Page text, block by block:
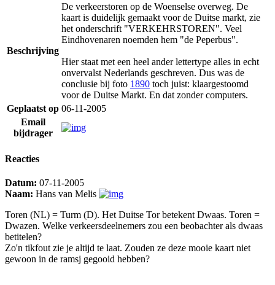
Beschrijving
De verkeerstoren op de Woenselse overweg. De
kaart is duidelijk gemaakt voor de Duitse markt, zie
het onderschrift "VERKEHRSTOREN". Veel
Eindhovenaren noemden hem "de Peperbus".
Hier staat met een heel ander lettertype alles in echt
onvervalst Nederlands geschreven. Dus was de
conclusie bij foto 1890 toch juist: klaargestoomd
voor de Duitse Markt. En dat zonder computers.
Geplaatst op 06-11-2005
Email
bijdrager
Reacties
Datum: 07-11-2005
Naam: Hans van Melis
Toren (NL) = Turm (D). Het Duitse Tor betekent Dwaas. Toren =
Dwazen. Welke verkeersdeelnemers zou een beobachter als dwaas
betitelen?
Zo'n tikfout zie je altijd te laat. Zouden ze deze mooie kaart niet
gewoon in de ramsj gegooid hebben?